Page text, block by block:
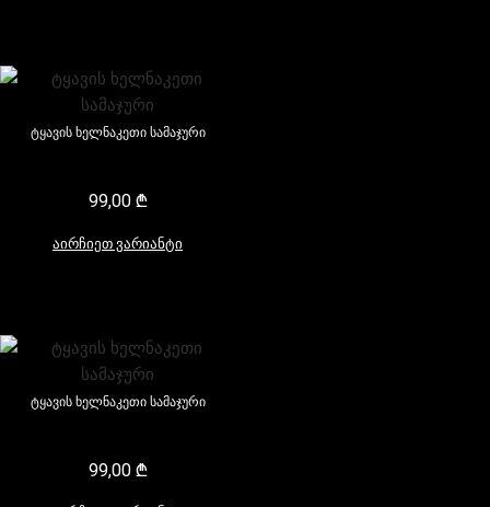
ტყავის ხელნაკეთი სამაჯური
99,00 ₾
აირჩიეთ ვარიანტი
ტყავის ხელნაკეთი სამაჯური
99,00 ₾